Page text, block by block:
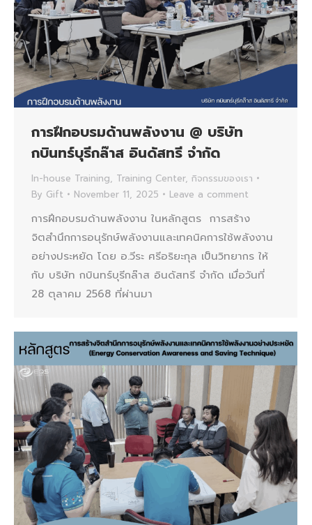
การฝึกอบรมด้านพลังงาน @ บริษัท
กบินทร์บุรีกล๊าส อินดัสทรี จำกัด
In-house Training, Training Center, กิจกรรมของเรา
By Gift November 11, 2025 Leave a comment
การฝึกอบรมด้านพลังงาน ในหลักสูตร การสร้าง
จิตสำนึกการอนุรักษ์พลังงานและเทคนิคการใช้พลังงาน
อย่างประหยัด โดย อ.วีระ ศรีอริยะกุล เป็นวิทยากร ให้
กับ บริษัท กบินทร์บุรีกล๊าส อินดัสทรี จำกัด เมื่อวันที่
28 ตุลาคม 2568 ที่ผ่านมา